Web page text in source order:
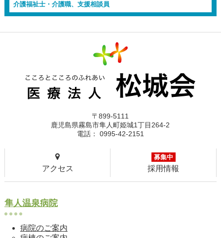
介護福祉士・介護職、支援相談員
〒899-5111
鹿児島県霧島市隼人町姫城1丁目264-2
電話： 0995-42-2151
アクセス
募集中
採用情報
隼人温泉病院
病院のご案内